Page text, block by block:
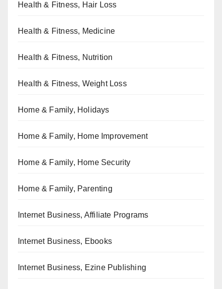
Health & Fitness, Hair Loss
Health & Fitness, Medicine
Health & Fitness, Nutrition
Health & Fitness, Weight Loss
Home & Family, Holidays
Home & Family, Home Improvement
Home & Family, Home Security
Home & Family, Parenting
Internet Business, Affiliate Programs
Internet Business, Ebooks
Internet Business, Ezine Publishing